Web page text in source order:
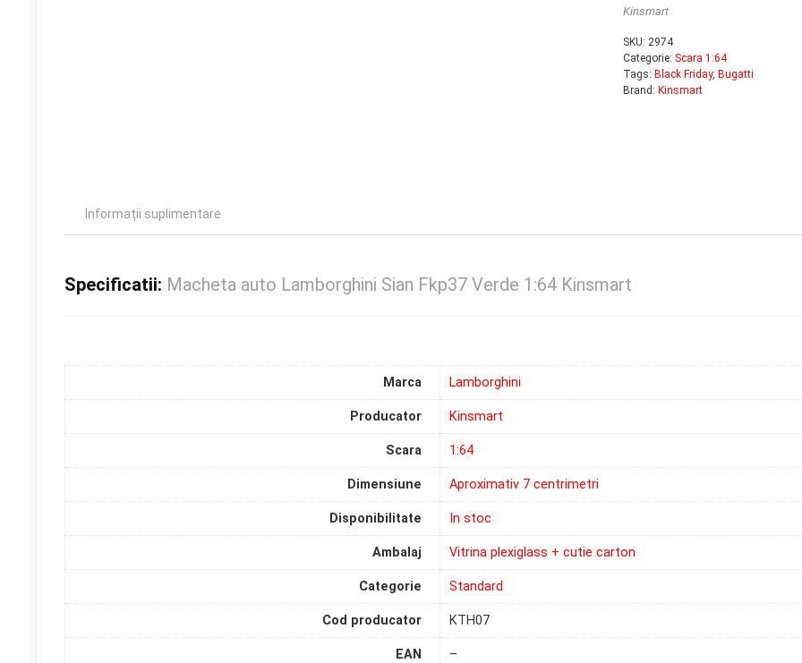
Kinsmart
SKU: 2974
Categorie: Scara 1:64
Tags: Black Friday, Bugatti
Brand: Kinsmart
Informații suplimentare
Specificatii: Macheta auto Lamborghini Sian Fkp37 Verde 1:64 Kinsmart
Marca Lamborghini
Producator Kinsmart
Scara 1:64
Dimensiune Aproximativ 7 centrimetri
Disponibilitate In stoc
Ambalaj Vitrina plexiglass + cutie carton
Categorie Standard
Cod producator KTH07
EAN –